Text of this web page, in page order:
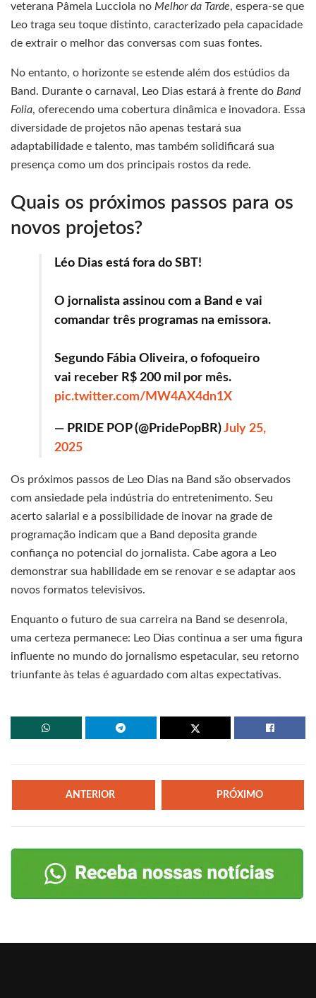
veterana Pâmela Lucciola no Melhor da Tarde, espera-se que
Leo traga seu toque distinto, caracterizado pela capacidade
de extrair o melhor das conversas com suas fontes.
No entanto, o horizonte se estende além dos estúdios da
Band. Durante o carnaval, Leo Dias estará à frente do Band
Folia, oferecendo uma cobertura dinâmica e inovadora. Essa
diversidade de projetos não apenas testará sua
adaptabilidade e talento, mas também solidificará sua
presença como um dos principais rostos da rede.
Quais os próximos passos para os
novos projetos?
Léo Dias está fora do SBT!
O jornalista assinou com a Band e vai
comandar três programas na emissora.
Segundo Fábia Oliveira, o fofoqueiro
vai receber R$ 200 mil por mês.
pic.twitter.com/MW4AX4dn1X
— PRIDE POP (@PridePopBR)July 25,
2025
Os próximos passos de Leo Dias na Band são observados
com ansiedade pela indústria do entretenimento. Seu
acerto salarial e a possibilidade de inovar na grade de
programação indicam que a Band deposita grande
confiança no potencial do jornalista. Cabe agora a Leo
demonstrar sua habilidade em se renovar e se adaptar aos
novos formatos televisivos.
Enquanto o futuro de sua carreira na Band se desenrola,
uma certeza permanece: Leo Dias continua a ser uma figura
influente no mundo do jornalismo espetacular, seu retorno
triunfante às telas é aguardado com altas expectativas.
ANTERIOR PRÓXIMO